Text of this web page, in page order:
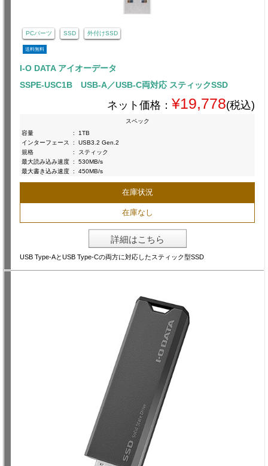
PCパーツ SSD 外付けSSD
送料無料
I-O DATA アイオーデータ
SSPE-USC1B USB-A／USB-C両対応 スティックSSD
ネット価格： ¥19,778(税込)
スペック
容量
:
1TB
インターフェース
:
USB3.2 Gen.2
規格
:
スティック
最大読み込み速度 :
530MB/s
最大書き込み速度 : 450MB/s
在庫状況
在庫なし
詳細はこちら
USB Type-AとUSB Type-Cの両方に対応したスティック型SSD